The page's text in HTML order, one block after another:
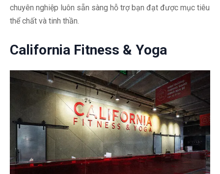
chuyên nghiệp luôn sẵn sàng hỗ trợ bạn đạt được mục tiêu
thể chất và tinh thần.
California Fitness & Yoga